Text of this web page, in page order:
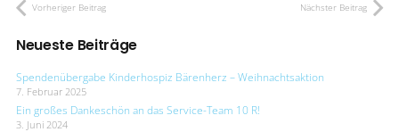
Vorheriger Beitrag Nächster Beitrag
Neueste Beiträge
Spendenübergabe Kinderhospiz Bärenherz – Weihnachtsaktion
7. Februar 2025
Ein großes Dankeschön an das Service-Team 10 R!
3. Juni 2024